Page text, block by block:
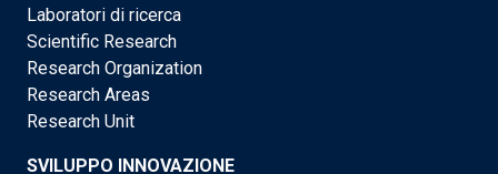
Laboratori di ricerca
Scientific Research
Research Organization
Research Areas
Research Unit
SVILUPPO INNOVAZIONE